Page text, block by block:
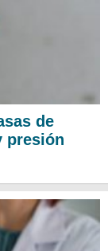
de
presión